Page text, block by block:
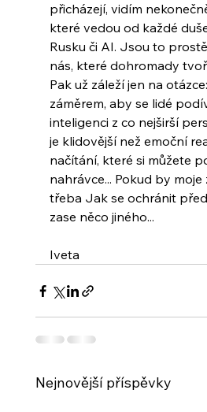
přicházejí, vidím
které vedou od každé
Rusku či AI. Jsou to
nás, které dohromady
Pak už záleží jen na
záměrem, aby se lidé
inteligenci z co nejširší
je klidovější než emoční
načítání, které si můžete
nahrávce... Pokud by
třeba Jak se ochránit
zase něco jiného...
Iveta
Nejnovější příspěvky